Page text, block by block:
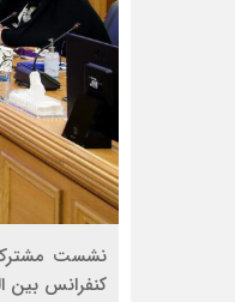
نشست مشترک
کنفرانس بین